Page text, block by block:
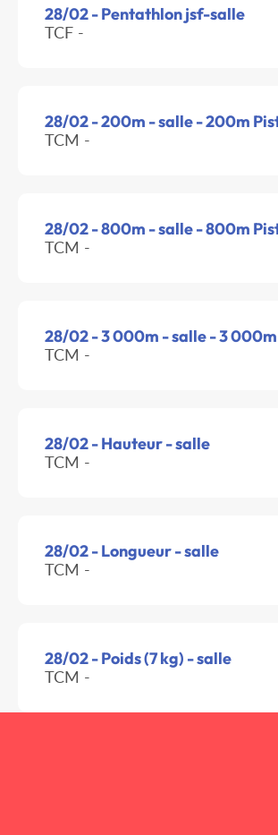
28/02 - Pentathlon jsf-salle
TCF -
28/02 - 200m - salle - 200m
TCM -
28/02 - 800m - salle - 800m
TCM -
28/02 - 3 000m - salle - 3
TCM -
28/02 - Hauteur - salle
TCM -
28/02 - Longueur - salle
TCM -
28/02 - Poids (7 kg) - salle
TCM -